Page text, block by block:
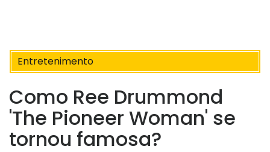
Entretenimento
Como Ree Drummond
'The Pioneer Woman' se
tornou famosa?